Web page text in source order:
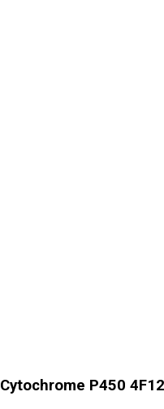
Cytochrome P450